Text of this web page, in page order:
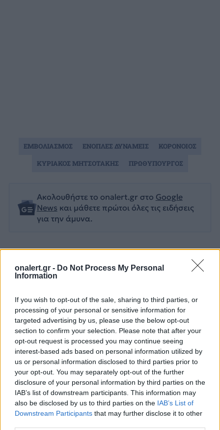
onalert.gr - Do Not Process My Personal
Information
If you wish to opt-out of the sale, sharing to third parties, or
processing of your personal or sensitive information for
targeted advertising by us, please use the below opt-out
section to confirm your selection. Please note that after your
opt-out request is processed you may continue seeing
interest-based ads based on personal information utilized by
us or personal information disclosed to third parties prior to
your opt-out. You may separately opt-out of the further
disclosure of your personal information by third parties on the
IAB’s list of downstream participants. This information may
also be disclosed by us to third parties on the IAB’s List of
Downstream Participants that may further disclose it to other
Διάβασε επίσης
Patriot στη Σαουδική
Αραβία: Κάθε μήνα
επαναξιολογείται η
ελληνική παρουσία –
Μήνυμα της Αθήνας στο
Αιγαίο: Πέντε
και επτά
τρία τουρκικά
επανδρωμένα
Ακολουθήστε το onalert.gr στο Google
News και μάθετε πρώτοι όλες τις ειδήσεις
για την άμυνα.
ΕΜΒΟΛΙΑΣΜΟΣ ΕΝΟΠΛΕΣ ΔΥΝΑΜΕΙΣ
ΚΟΡΟΝΟΙΟΣ
ΚΥΡΙΑΚΟΣ ΜΗΤΣΟΤΑΚΗΣ
ΠΡΩΘΥΠΟΥΡΓΟΣ